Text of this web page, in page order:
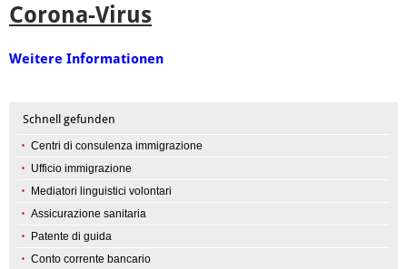
Corona-Virus
Weitere Informationen
Schnell gefunden
Centri di consulenza immigrazione
Ufficio immigrazione
Mediatori linguistici volontari
Assicurazione sanitaria
Patente di guida
Conto corrente bancario